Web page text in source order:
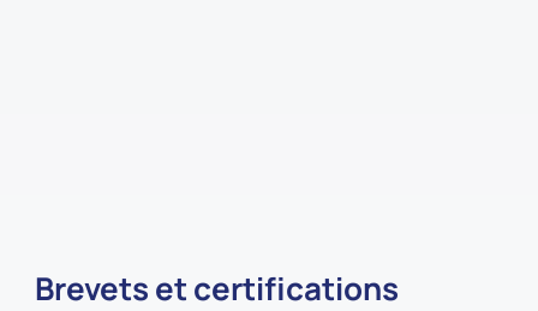
Brevets et certifications